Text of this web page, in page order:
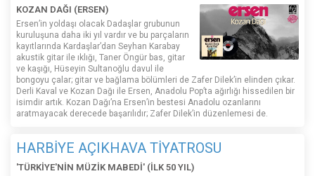
KOZAN DAĞI (ERSEN)
Ersen’in yoldaşı olacak Dadaşlar grubunun
kuruluşuna daha iki yıl vardır ve bu parçaların
kayıtlarında Kardaşlar’dan Seyhan Karabay
akustik gitar ile ıklığı, Taner Öngür bas, gitar
ve kaşığı, Hüseyin Sultanoğlu davul ile
bongoyu çalar; gitar ve bağlama bölümleri de Zafer Dilek’in elinden çıkar.
Derli Kaval ve Kozan Dağı ile Ersen, Anadolu Pop’ta ağırlığı hissedilen bir
isimdir artık. Kozan Dağı’na Ersen’in bestesi Anadolu ozanlarını
aratmayacak derecede başarılıdır; Zafer Dilek’in düzenlemesi de.
HARBİYE AÇIKHAVA TİYATROSU
'TÜRKİYE'NİN MÜZİK MABEDİ' (İLK 50 YIL)